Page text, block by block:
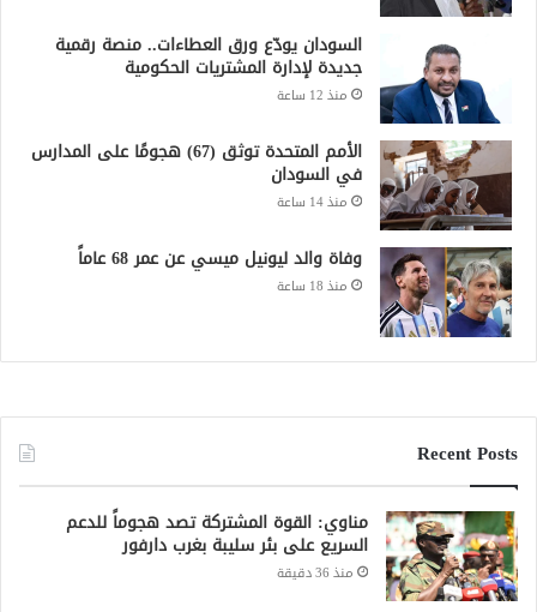
السودان يودّع ورق العطاءات.. منصة رقمية
جديدة لإدارة المشتريات الحكومية
منذ 12 ساعة
الأمم المتحدة توثق (67) هجومًا على المدارس
في السودان
منذ 14 ساعة
وفاة والد ليونيل ميسي عن عمر 68 عاماً
منذ 18 ساعة
Recent Posts
مناوي: القوة المشتركة تصد هجوماً للدعم
السريع على بئر سليبة بغرب دارفور
منذ 36 دقيقة